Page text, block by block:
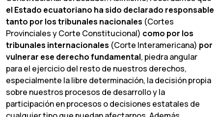
el Estado ecuatoriano hasido declarado responsable
tanto por lostribunales nacionales (Cortes
Provinciales y Corte Constitucional) como por los
tribunales internacionales (Corte Interamericana) por
vulnerar ese derecho fundamental, piedra angular
para el ejercicio del resto de nuestros derechos,
especialmente la libre determinación, la decisión propia
sobre nuestros procesos de desarrollo y la
participación en procesos o decisiones estatales de